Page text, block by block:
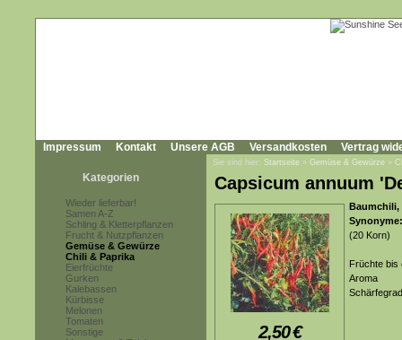
Impressum Kontakt Unsere AGB Versandkosten Vertrag
Kategorien
Wieder lieferbar!
Samen A-Z
Schling & Kletterpflanzen
Frucht & Nutzpflanzen
Gemüse & Gewürze
Chili & Paprika
Eierfrüchte
Gurken
Kalebassen
Kürbisse
Melonen
Tomaten
Sonstige
Sie sind hier: Startseite » Gemüse & Gewürze »
Capsicum annuum
2,50€
Baumchili,
Synonyme:
(20 Korn)
Früchte bis
Aroma